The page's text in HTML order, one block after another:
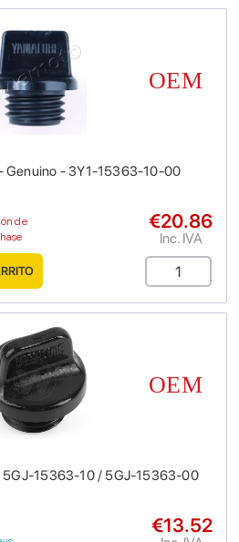
Genuino - 3Y1-15363-10-00
de
€20.86
Inc. IVA
5GJ-15363-10 / 5GJ-15363-00
€13.52